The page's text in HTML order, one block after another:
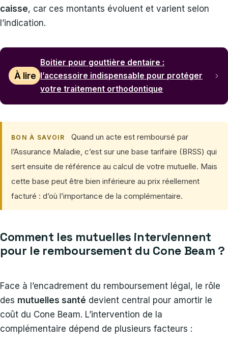
caisse, car ces montants évoluent et varient selon
l’indication.
À lire
Boitier pour gouttière dentaire :
l’accessoire indispensable pour protéger
votre traitement orthodontique
BON À SAVOIR
Quand un acte est remboursé par
l’Assurance Maladie, c’est sur une base tarifaire (BRSS) qui
sert ensuite de référence au calcul de votre mutuelle. Mais
cette base peut être bien inférieure au prix réellement
facturé : d’où l’importance de la complémentaire.
Comment les mutuelles interviennent
pour le remboursement du Cone Beam ?
Face à l’encadrement du remboursement légal, le rôle
des mutuelles santé devient central pour amortir le
coût du Cone Beam. L’intervention de la
complémentaire dépend de plusieurs facteurs :